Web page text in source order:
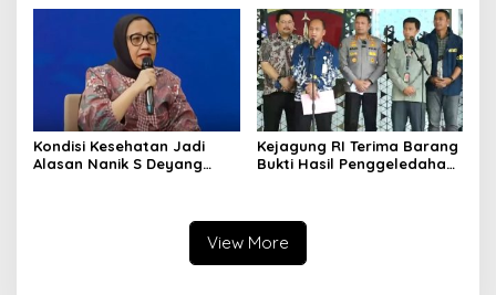
Kondisi Kesehatan Jadi
Alasan Nanik S Deyang
Kejagung RI Terima Barang
Bukti Hasil Penggeledahan
View More